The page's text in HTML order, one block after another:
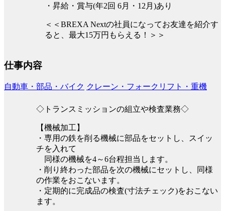
・昇給・賞与(年2回 6月・12月)あり
＜＜BREXA Nextの社員になってお友達を紹介す
ると、最大15万円もらえる！＞＞
仕事内容
自動車・部品・バイク クレーン・フォークリフト・重機
◇トランスミッションの組立や検査業務◇
【機械加工】
・専用の鉄を削る機械に部品をセットし、スイッ
チを入れて
同様の機械を4～6台程担当します。
・削り終わった部品を次の機械にセットし、同様
の作業をおこないます。
・定期的に完成品の検査(寸法チェック)をおこない
ます。